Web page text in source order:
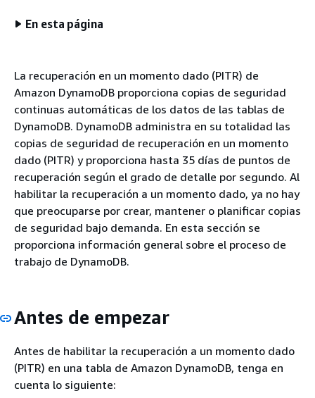
En esta página
La recuperación en un momento dado (PITR) de
Amazon DynamoDB proporciona copias de seguridad
continuas automáticas de los datos de las tablas de
DynamoDB. DynamoDB administra en su totalidad las
copias de seguridad de recuperación en un momento
dado (PITR) y proporciona hasta 35 días de puntos de
recuperación según el grado de detalle por segundo. Al
habilitar la recuperación a un momento dado, ya no hay
que preocuparse por crear, mantener o planificar copias
de seguridad bajo demanda. En esta sección se
proporciona información general sobre el proceso de
trabajo de DynamoDB.
Antes de empezar
Antes de habilitar la recuperación a un momento dado
(PITR) en una tabla de Amazon DynamoDB, tenga en
cuenta lo siguiente: